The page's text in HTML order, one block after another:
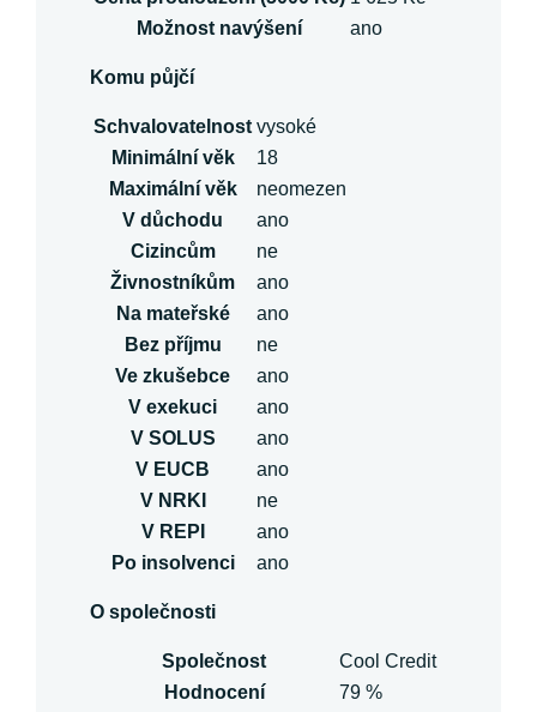
Možnost navýšení
ano
Komu půjčí
Schvalovatelnost vysoké
Minimální věk
18
Maximální věk
neomezen
V důchodu
ano
Cizincům
ne
Živnostníkům
ano
Na mateřské
ano
Bez příjmu
ne
Ve zkušebce
ano
V exekuci
ano
V SOLUS
ano
V EUCB
ano
V NRKI
ne
V REPI
ano
Po insolvenci
ano
O společnosti
Společnost
Cool Credit
Hodnocení
79 %